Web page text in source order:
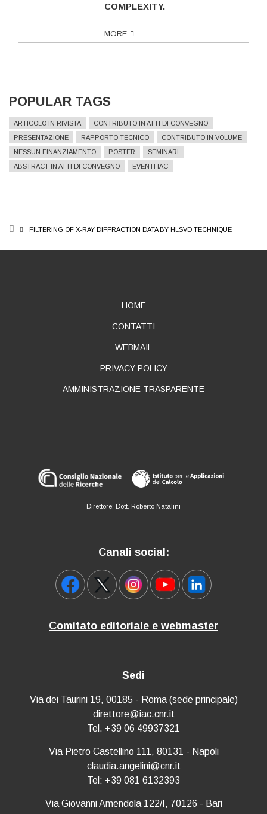
COMPLEXITY.
MORE
POPULAR TAGS
ARTICOLO IN RIVISTA
CONTRIBUTO IN ATTI DI CONVEGNO
PRESENTAZIONE
RAPPORTO TECNICO
CONTRIBUTO IN VOLUME
NESSUN FINANZIAMENTO
POSTER
SEMINARI
ABSTRACT IN ATTI DI CONVEGNO
EVENTI IAC
BREADCRUMB
FILTERING OF X-RAY DIFFRACTION DATA BY HLSVD TECHNIQUE
HOME
CONTATTI
WEBMAIL
PRIVACY POLICY
AMMINISTRAZIONE TRASPARENTE
Direttore: Dott. Roberto Natalini
Canali social:
Comitato editoriale e webmaster
Sedi
Via dei Taurini 19, 00185 - Roma (sede principale)
direttore@iac.cnr.it
Tel. +39 06 49937321
Via Pietro Castellino 111, 80131 - Napoli
claudia.angelini@cnr.it
Tel: +39 081 6132393
Via Giovanni Amendola 122/I, 70126 - Bari